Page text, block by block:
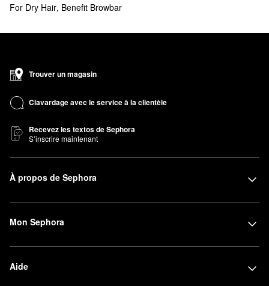
For Dry Hair, Benefit Browbar
Trouver un magasin
Clavardage avec le service à la clientèle
Recevez les textos de Sephora
S’inscrire maintenant
À propos de Sephora
Mon Sephora
Aide